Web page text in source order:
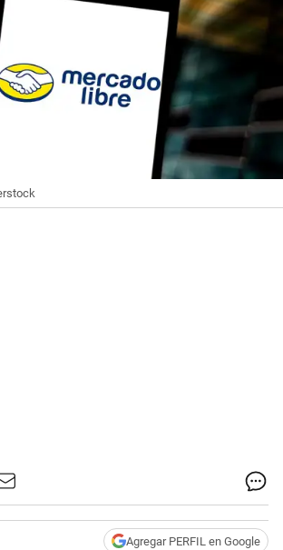
Agregar PERFIL en Google